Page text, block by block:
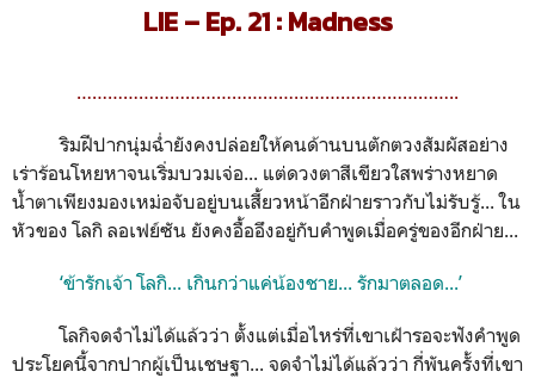
LIE – Ep. 21 : Madness
………………………………………………………………..
ริมฝีปากนุ่มฉ่ำยังคงปล่อยให้คนด้านบนตักตวงสัมผัสอย่าง
เร่าร้อนโหยหาจนเริ่มบวมเจ่อ... แต่ดวงตาสีเขียวใสพร่างหยาด
น้ำตาเพียงมองเหม่อจับอยู่บนเสี้ยวหน้าอีกฝ่ายราวกับไม่รับรู้... ใน
หัวของ โลกิ ลอเฟย์ซัน ยังคงอื้ออึงอยู่กับคำพูดเมื่อครู่ของอีกฝ่าย...
‘ข้ารักเจ้า โลกิ... เกินกว่าแค่น้องชาย... รักมาตลอด...’
โลกิจดจำไม่ได้แล้วว่า ตั้งแต่เมื่อไหร่ที่เขาเฝ้ารอจะฟังคำพูด
ประโยคนี้จากปากผู้เป็นเชษฐา... จดจำไม่ได้แล้วว่า กี่พันครั้งที่เขา